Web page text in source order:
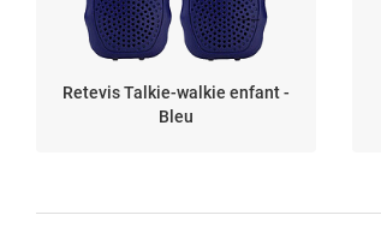
Retevis Talkie-walkie enfant -
Bleu